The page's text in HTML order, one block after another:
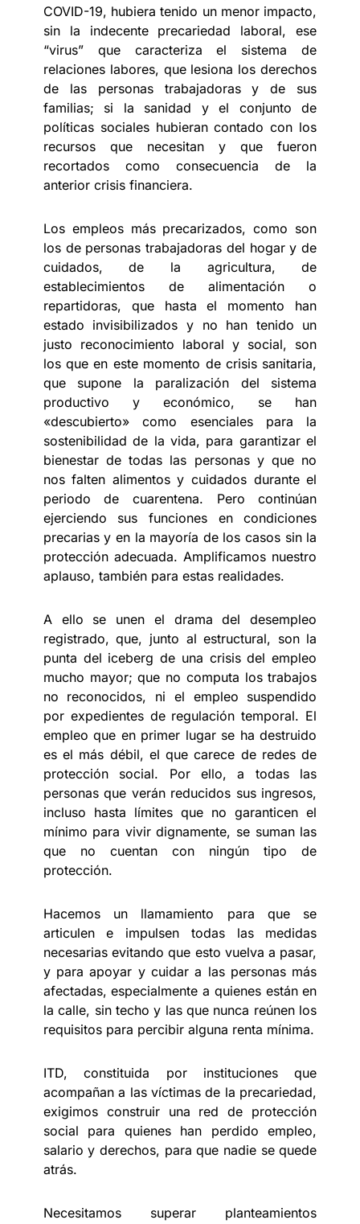
COVID-19, hubiera tenido un menor impacto,
sin la indecente precariedad laboral, ese
“virus” que caracteriza el sistema de
relaciones labores, que lesiona los derechos
de las personas trabajadoras y de sus
familias; si la sanidad y el conjunto de
políticas sociales hubieran contado con los
recursos que necesitan y que fueron
recortados como consecuencia de la
anterior crisis financiera.
Los empleos más precarizados, como son
los de personas trabajadoras del hogar y de
cuidados, de la agricultura, de
establecimientos de alimentación o
repartidoras, que hasta el momento han
estado invisibilizados y no han tenido un
justo reconocimiento laboral y social, son
los que en este momento de crisis sanitaria,
que supone la paralización del sistema
productivo y económico, se han
«descubierto» como esenciales para la
sostenibilidad de la vida, para garantizar el
bienestar de todas las personas y que no
nos falten alimentos y cuidados durante el
periodo de cuarentena. Pero continúan
ejerciendo sus funciones en condiciones
precarias y en la mayoría de los casos sin la
protección adecuada. Amplificamos nuestro
aplauso, también para estas realidades.
A ello se unen el drama del desempleo
registrado, que, junto al estructural, son la
punta del iceberg de una crisis del empleo
mucho mayor; que no computa los trabajos
no reconocidos, ni el empleo suspendido
por expedientes de regulación temporal. El
empleo que en primer lugar se ha destruido
es el más débil, el que carece de redes de
protección social. Por ello, a todas las
personas que verán reducidos sus ingresos,
incluso hasta límites que no garanticen el
mínimo para vivir dignamente, se suman las
que no cuentan con ningún tipo de
protección.
Hacemos un llamamiento para que se
articulen e impulsen todas las medidas
necesarias evitando que esto vuelva a pasar,
y para apoyar y cuidar a las personas más
afectadas, especialmente a quienes están en
la calle, sin techo y las que nunca reúnen los
requisitos para percibir alguna renta mínima.
ITD, constituida por instituciones que
acompañan a las víctimas de la precariedad,
exigimos construir una red de protección
social para quienes han perdido empleo,
salario y derechos, para que nadie se quede
atrás.
Necesitamos superar planteamientos